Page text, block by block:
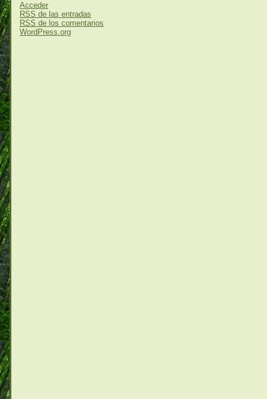
Acceder
RSS de las entradas
RSS de los comentarios
WordPress.org